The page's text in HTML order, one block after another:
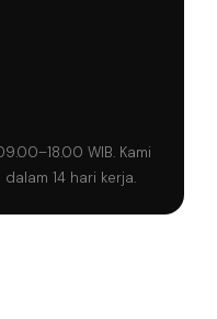
WIB. Kami
14 hari kerja.